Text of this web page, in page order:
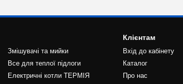
Змішувачі та мийки
Все для теплої підлоги
Електричні котли ТЕРМІЯ
Клієнтам
Вхід до кабінету
Каталог
Про нас